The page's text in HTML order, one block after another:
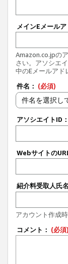
メインEメールア
Amazon.co.jpの
さい。アソシエ
中のEメールアド
件名： (必須)
件名を選択し
アソシエイトID：
Webサイトの
紹介料受取人氏
アカウント作成
コメント： (必須)